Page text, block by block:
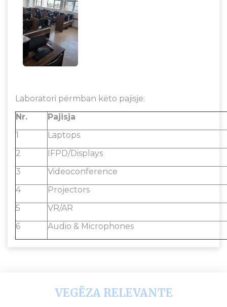
Laboratori përmban këto pajisje:
Nr.
Pajisja
1
Laptops
2
IFPD/Displays
3
Videoconference
4
Projectors
5
VR/AR
6
Audio & Microphones
VEGËZA RELEVANTE